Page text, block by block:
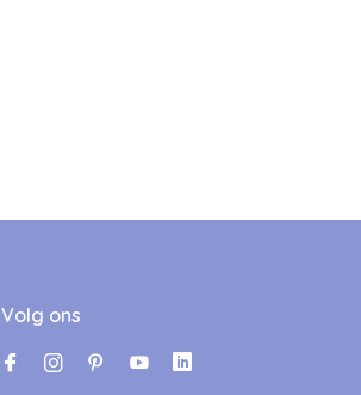
Volg ons